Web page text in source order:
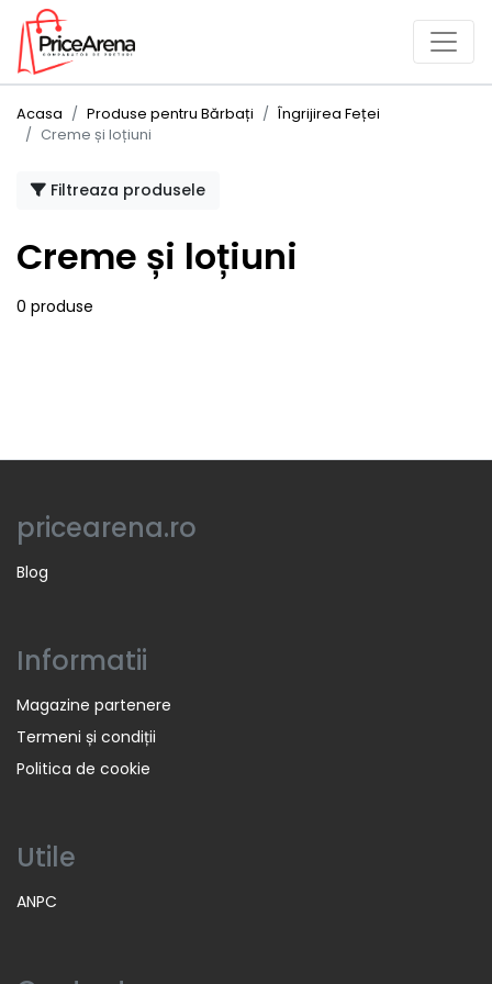
Acasa Produse pentru Bărbați
Îngrijirea Feței
Creme și loțiuni
Filtreaza produsele
Creme și loțiuni
0 produse
pricearena.ro
Blog
Informatii
Magazine partenere
Termeni și condiții
Politica de cookie
Utile
ANPC